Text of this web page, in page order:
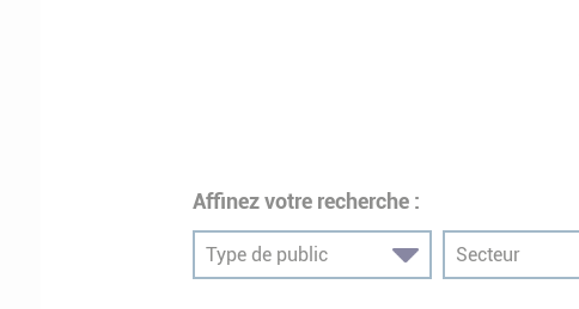
Affinez votre recherche :